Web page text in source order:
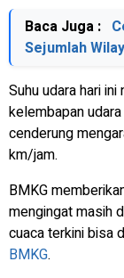
Baca Juga :
Sejumlah
Suhu udara hari
kelembapan
cenderung
km/jam.
BMKG
mengingat masih
cuaca terkini bisa
BMKG.